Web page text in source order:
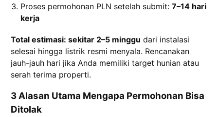
Proses permohonan PLN setelah submit: 7–14 hari
kerja
Total estimasi: sekitar 2–5 minggu dari instalasi
selesai hingga listrik resmi menyala. Rencanakan
jauh-jauh hari jika Anda memiliki target hunian atau
serah terima properti.
3 Alasan Utama Mengapa Permohonan Bisa
Ditolak